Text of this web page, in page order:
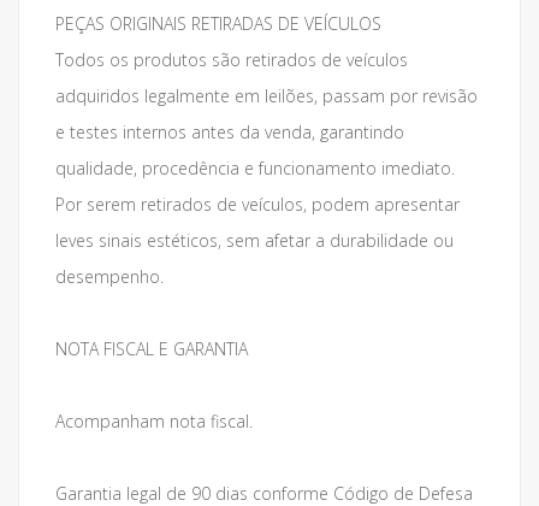
PEÇAS ORIGINAIS RETIRADAS DE VEÍCULOS
Todos os produtos são retirados de veículos
adquiridos legalmente em leilões, passam por revisão
e testes internos antes da venda, garantindo
qualidade, procedência e funcionamento imediato.
Por serem retirados de veículos, podem apresentar
leves sinais estéticos, sem afetar a durabilidade ou
desempenho.
NOTA FISCAL E GARANTIA
Acompanham nota fiscal.
Garantia legal de 90 dias conforme Código de Defesa